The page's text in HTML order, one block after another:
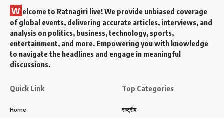
W elcome to Ratnagiri live! We provide unbiased coverage
of global events, delivering accurate articles, interviews, and
analysis on politics, business, technology, sports,
entertainment, and more. Empowering you with knowledge
to navigate the headlines and engage in meaningful
discussions.
Quick Link
Home
Top Categories
राष्ट्रीय